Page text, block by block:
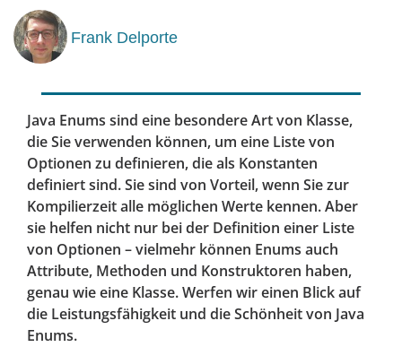
Frank Delporte
Java Enums sind eine besondere Art von Klasse,
die Sie verwenden können, um eine Liste von
Optionen zu definieren, die als Konstanten
definiert sind. Sie sind von Vorteil, wenn Sie zur
Kompilierzeit alle möglichen Werte kennen. Aber
sie helfen nicht nur bei der Definition einer Liste
von Optionen – vielmehr können Enums auch
Attribute, Methoden und Konstruktoren haben,
genau wie eine Klasse. Werfen wir einen Blick auf
die Leistungsfähigkeit und die Schönheit von Java
Enums.